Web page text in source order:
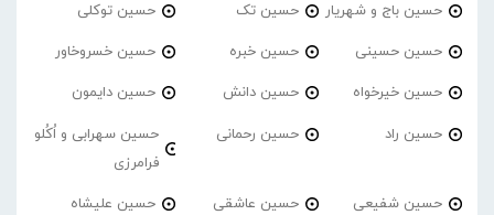
حسین باج و شهریار حسین تک حسین توکلی
حسین حسینی حسین خبره حسین خسروخاور
حسین خیرخواه حسین دانش حسین دایمون
حسین راد حسین رحمانی
حسین سهرابی و اُکُلو
فرامرزی
حسین شفیعی حسین عاشقی حسین علیشاه